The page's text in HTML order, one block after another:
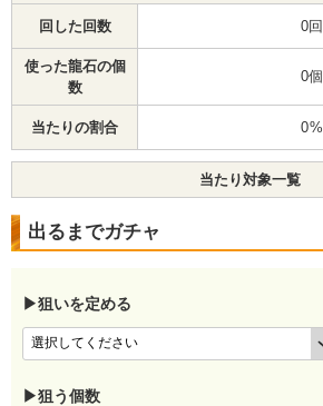
回した回数 0回
使った龍石の個
数
0個
当たりの割合 0%
当たり対象一覧
出るまでガチャ
▶狙いを定める
▶狙う個数